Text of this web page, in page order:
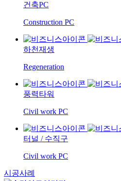
건축PC
Construction PC
하천재생
Regeneration
풍력타워
Civil work PC
터널 / 수직구
Civil work PC
시공사례